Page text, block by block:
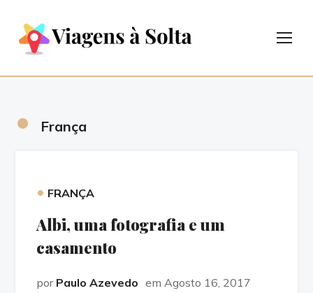
• França
• FRANÇA
Albi, uma fotografia e um
casamento
por Paulo Azevedo em Agosto 16, 2017